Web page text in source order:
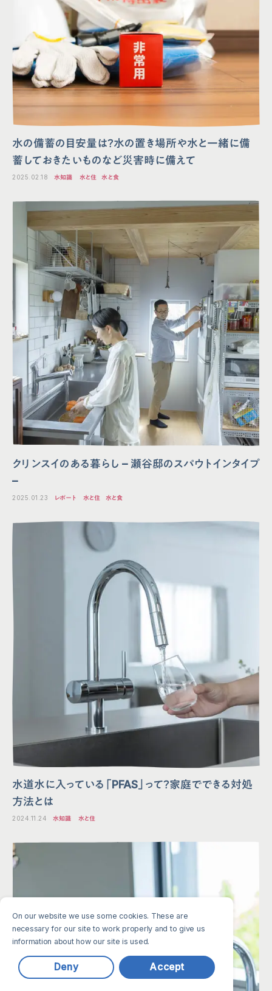
水の備蓄の目安量は？水の置き場所や水と一緒に備
蓄しておきたいものなど災害時に備えて
2025.02.18 水知識 水と住 水と食
クリンスイのある暮らし – 瀬谷邸のスパウトインタイプ
–
2025.01.23 レポート 水と住 水と食
水道水に入っている「PFAS」って？家庭でできる対処
方法とは
2024.11.24 水知識 水と住
On our website we use some cookies. These are
necessary for our site to work properly and to give us
information about how our site is used.
Deny Accept